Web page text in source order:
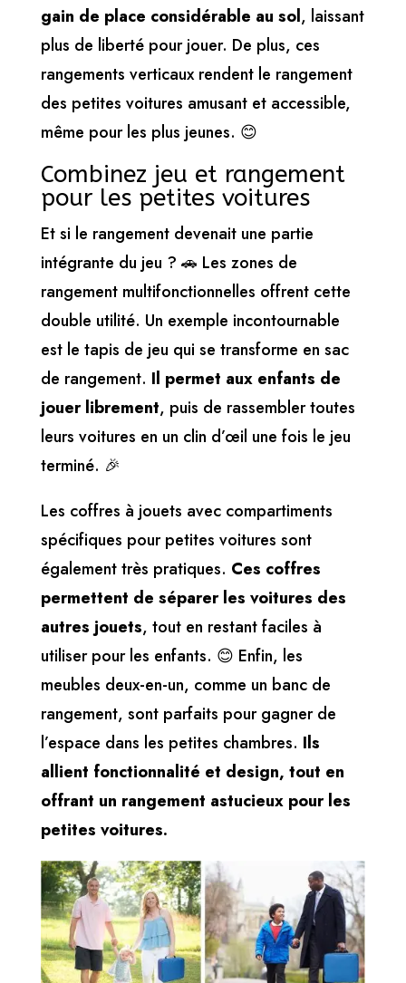
gain de place considérable au sol, laissant
plus de liberté pour jouer. De plus, ces
rangements verticaux rendent le rangement
des petites voitures amusant et accessible,
même pour les plus jeunes. 😊
Combinez jeu et rangement
pour les petites voitures
Et si le rangement devenait une partie
intégrante du jeu ? 🚗 Les zones de
rangement multifonctionnelles offrent cette
double utilité. Un exemple incontournable
est le tapis de jeu qui se transforme en sac
de rangement. Il permet aux enfants de
jouer librement, puis de rassembler toutes
leurs voitures en un clin d’œil une fois le jeu
terminé. 🎉
Les coffres à jouets avec compartiments
spécifiques pour petites voitures sont
également très pratiques. Ces coffres
permettent de séparer les voitures des
autres jouets, tout en restant faciles à
utiliser pour les enfants. 😊 Enfin, les
meubles deux-en-un, comme un banc de
rangement, sont parfaits pour gagner de
l’espace dans les petites chambres. Ils
allient fonctionnalité et design, tout en
offrant un rangement astucieux pour les
petites voitures.